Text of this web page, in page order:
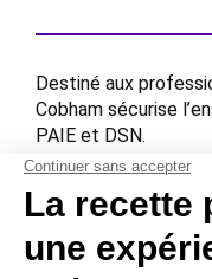
Destiné aux
Cobham sécurise
PAIE et DSN.
Contactez-nous